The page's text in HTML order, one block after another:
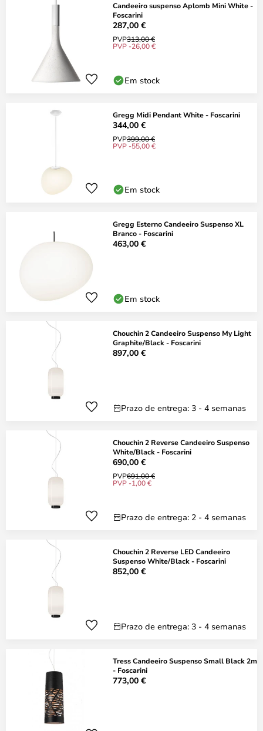
Candeeiro suspenso Aplomb Mini White -
Foscarini
287,00 €
PVP313,00 €
PVP -26,00 €
Em stock
Gregg Midi Pendant White - Foscarini
344,00 €
PVP399,00 €
PVP -55,00 €
Em stock
Gregg Esterno Candeeiro Suspenso XL
Branco - Foscarini
463,00 €
Em stock
Chouchin 2 Candeeiro Suspenso My Light
Graphite/Black - Foscarini
897,00 €
Prazo de entrega: 3 - 4 semanas
Chouchin 2 Reverse Candeeiro Suspenso
White/Black - Foscarini
690,00 €
PVP691,00 €
PVP -1,00 €
Prazo de entrega: 2 - 4 semanas
Chouchin 2 Reverse LED Candeeiro
Suspenso White/Black - Foscarini
852,00 €
Prazo de entrega: 3 - 4 semanas
Tress Candeeiro Suspenso Small Black 2m
- Foscarini
773,00 €